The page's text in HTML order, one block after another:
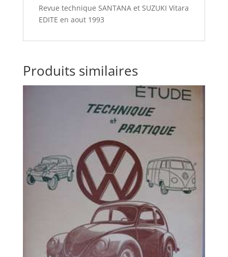
Revue technique SANTANA et SUZUKI Vitara
EDITE en aout 1993
Produits similaires